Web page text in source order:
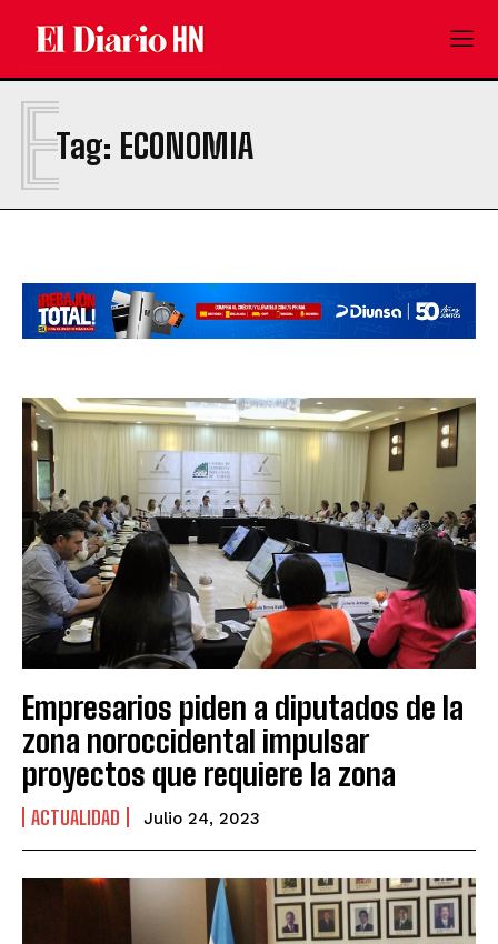
Tag: ECONOMIA
E
Empresarios piden a diputados de la
zona noroccidental impulsar
proyectos que requiere la zona
ACTUALIDAD Julio 24, 2023